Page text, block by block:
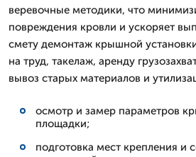
веревочные методики, что
повреждения кровли и ускоряет
смету демонтаж крышной
на труд, такелаж, аренду
вывоз старых материалов и
осмотр и замер параметров
площадки;
подготовка мест крепления и